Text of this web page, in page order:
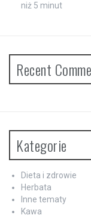
niż 5 minut
Recent
Kategorie
Dieta i zdrowie
Herbata
Inne tematy
Kawa